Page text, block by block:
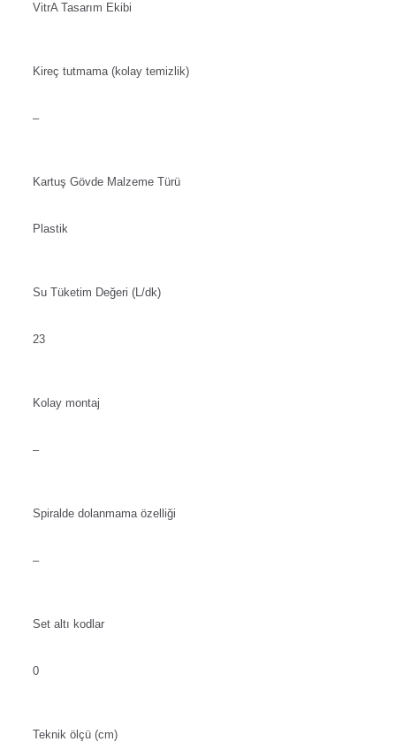
VitrA Tasarım Ekibi
Kireç tutmama (kolay temizlik)
–
Kartuş Gövde Malzeme Türü
Plastik
Su Tüketim Değeri (L/dk)
23
Kolay montaj
–
Spiralde dolanmama özelliği
–
Set altı kodlar
0
Teknik ölçü (cm)